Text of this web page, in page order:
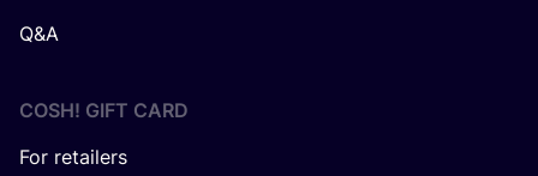
Q&A
COSH! GIFT CARD
For retailers